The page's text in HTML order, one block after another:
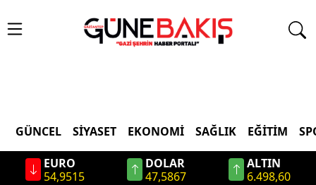
GÜNCEL SIYASET EKONOMI SAĞLIK EĞITIM
EURO
54,9515
DOLAR
47,5867
ALTIN
6.498,60